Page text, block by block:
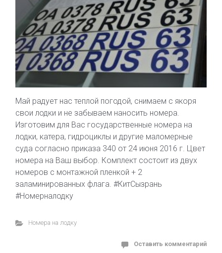
Май радует нас теплой погодой, снимаем с якоря
свои лодки и не забываем наносить номера.
Изготовим для Вас государственные номера на
лодки, катера, гидроциклы и другие маломерные
суда согласно приказа 340 от 24 июня 2016 г. Цвет
номера на Ваш выбор. Комплект состоит из двух
номеров с монтажной пленкой + 2
заламинированных флага. #КитСызрань
#Номерналодку
Номера на лодку
Оставить комментарий